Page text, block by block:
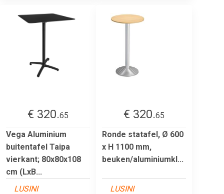
€ 320.65
Vega Aluminium
buitentafel Taipa
vierkant; 80x80x108
cm (LxB...
LUSINI
€ 320.65
Ronde statafel, Ø 600
x H 1100 mm,
beuken/aluminiumkl...
LUSINI